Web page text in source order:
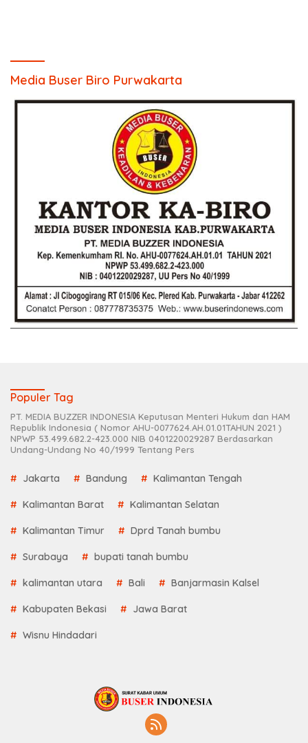
Media Buser Biro Purwakarta
Populer Tag
PT. MEDIA BUZZER INDONESIA Keputusan Menteri Hukum dan HAM
Republik Indonesia ( Nomor AHU-0077624.AH.01.01TAHUN 2021 )
NPWP 53.499.682.2-423.000 NIB 0401220029287 Berdasarkan
Undang-Undang No 40/1999 Tentang Pers
Jakarta Bandung Kalimantan Tengah
Kalimantan Barat Kalimantan Selatan
Kalimantan Timur Dprd Tanah bumbu
Surabaya bupati tanah bumbu
kalimantan utara Bali Banjarmasin Kalsel
Kabupaten Bekasi Jawa Barat
Wisnu Hindadari